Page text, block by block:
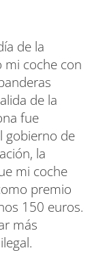
de la
mi coche con
de la
fue
gobierno de
la
mi coche
premio
150 euros.
más